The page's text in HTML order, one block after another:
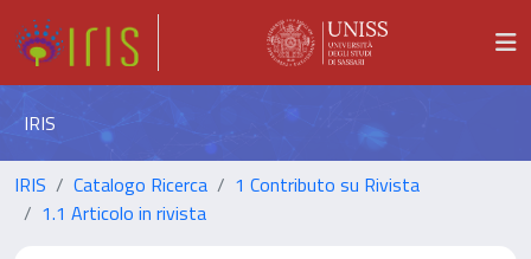
IRIS
IRIS Catalogo Ricerca
1 Contributo su Rivista
1.1 Articolo in rivista